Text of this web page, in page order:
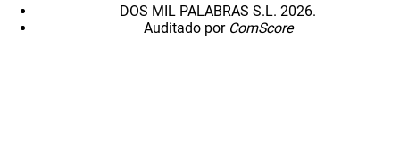
DOS MIL PALABRAS S.L. 2026.
Auditado por ComScore